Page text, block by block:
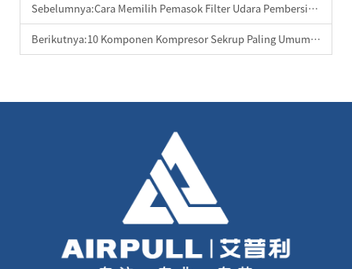
Sebelumnya:Cara Memilih Pemasok Filter Udara Pembersih Diri
Berikutnya:10 Komponen Kompresor Sekrup Paling Umum yang Perlu Diganti